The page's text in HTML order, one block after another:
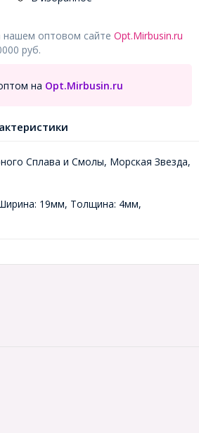
нашем оптовом сайте Opt.Mirbusin.ru
руб.
на Opt.Mirbusin.ru
Сплава и Смолы, Морская Звезда,
19мм, Толщина: 4мм,